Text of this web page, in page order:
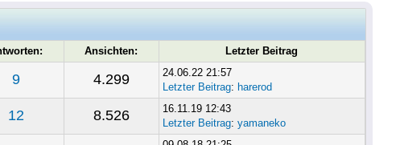
Ansichten: Letzter Beitrag
9 4.299
24.06.22 21:57
Letzter Beitrag: harerod
12 8.526
16.11.19 12:43
Letzter Beitrag: yamaneko